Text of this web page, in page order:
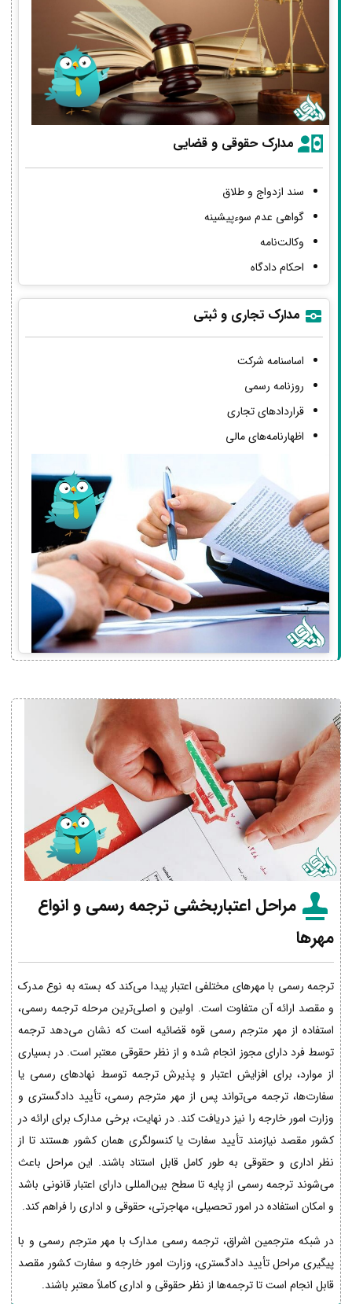
مدارک حقوقی و قضایی
سند ازدواج و طلاق
گواهی عدم سوءپیشینه
وکالت‌نامه
احکام دادگاه
مدارک تجاری و ثبتی
اساسنامه شرکت
روزنامه رسمی
قراردادهای تجاری
اظهارنامه‌های مالی
مراحل اعتباربخشی ترجمه رسمی و انواع
مهرها
ترجمه رسمی با مهرهای مختلفی اعتبار پیدا می‌کند که بسته به نوع مدرک
و مقصد ارائه آن متفاوت است. اولین و اصلی‌ترین مرحله ترجمه رسمی،
استفاده از مهر مترجم رسمی قوه قضائیه است که نشان می‌دهد ترجمه
توسط فرد دارای مجوز انجام شده و از نظر حقوقی معتبر است. در بسیاری
از موارد، برای افزایش اعتبار و پذیرش ترجمه توسط نهادهای رسمی یا
سفارت‌ها، ترجمه می‌تواند پس از مهر مترجم رسمی، تأیید دادگستری و
وزارت امور خارجه را نیز دریافت کند. در نهایت، برخی مدارک برای ارائه در
کشور مقصد نیازمند تأیید سفارت یا کنسولگری همان کشور هستند تا از
نظر اداری و حقوقی به طور کامل قابل استناد باشند. این مراحل باعث
می‌شوند ترجمه رسمی از پایه تا سطح بین‌المللی دارای اعتبار قانونی باشد
و امکان استفاده در امور تحصیلی، مهاجرتی، حقوقی و اداری را فراهم کند.
در شبکه مترجمین اشراق، ترجمه رسمی مدارک با مهر مترجم رسمی و با
پیگیری مراحل تأیید دادگستری، وزارت امور خارجه و سفارت کشور مقصد
قابل انجام است تا ترجمه‌ها از نظر حقوقی و اداری کاملاً معتبر باشند.